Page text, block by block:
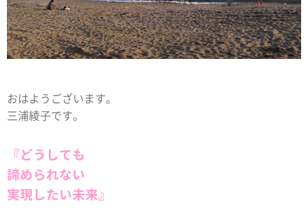
おはようございます。
三浦綾子です。
『どうしても
諦められない
実現したい未来』